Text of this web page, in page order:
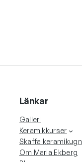
Länkar
Galleri
Keramikkurser
Skaffa keramikugn
Om Maria Ekberg